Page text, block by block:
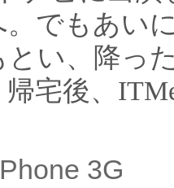
。でもあい
い、降っ
宅後、
3G